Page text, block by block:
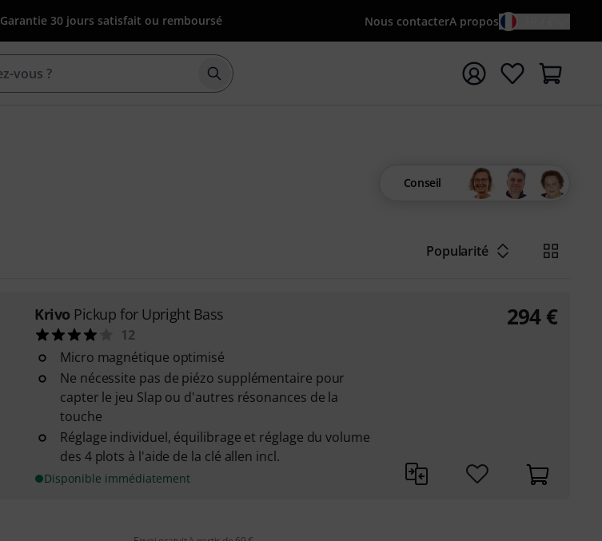
Garantie 30 jours satisfait ou remboursé Nous contacterA propos
Démarrer la recherche avec le terme de recherche
Conseil
Popularité
Krivo Pickup for Upright Bass
12
Micro magnétique optimisé
Ne nécessite pas de piézo supplémentaire pour
capter le jeu Slap ou d'autres résonances de la
touche
Réglage individuel, équilibrage et réglage du volume
des 4 plots à l'aide de la clé allen incl.
Disponible immédiatement
294 €